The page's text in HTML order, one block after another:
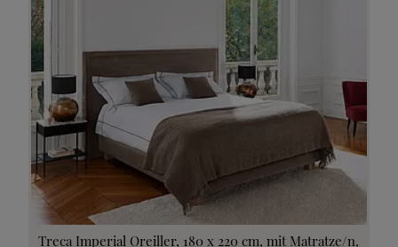
Treca Imperial Oreiller, 180 x 220 cm, mit Matratze/n,